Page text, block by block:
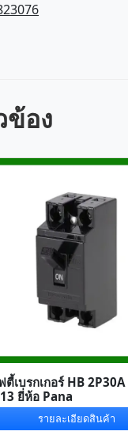
ข้อง
ตี้เบรกเกอร์ HB 2P30A
ยี่ห้อ Pana
รายละเอียดสินค้า